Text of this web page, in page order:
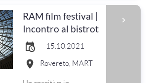
RAM film festival |
Incontro al bistrot
15.10.2021
Rovereto, MART